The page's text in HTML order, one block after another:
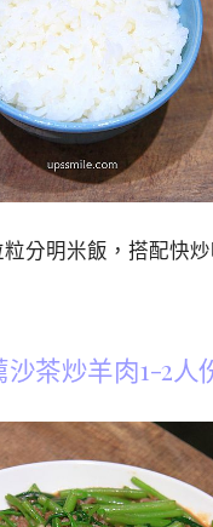
粒分明米飯，搭配快炒
茶炒羊肉1-2人